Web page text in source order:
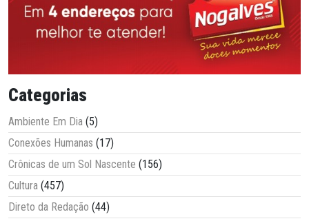
Categorias
Ambiente Em Dia (5)
Conexões Humanas (17)
Crônicas de um Sol Nascente (156)
Cultura (457)
Direto da Redação (44)